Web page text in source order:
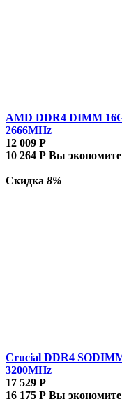
AMD DDR4 DIMM
2666MHz
12 009 Р
10 264 Р Вы
Скидка 8%
Crucial DDR4
3200MHz
17 529 Р
16 175 Р Вы